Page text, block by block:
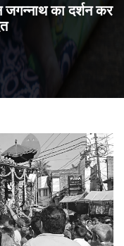
जगन्नाथ का दर्शन कर